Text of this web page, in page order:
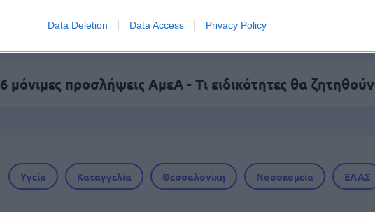
Data Deletion Data Access Privacy Policy
μόνιμες προσλήψεις ΑμεΑ - Τι ειδικότητες θα ζητηθούν
Υγεία Καταγγελία Θεσσαλονίκη Νοσοκομεία ΕΛΑΣ